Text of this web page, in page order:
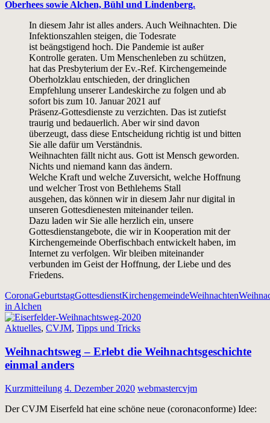
Oberhees sowie Alchen, Bühl und Lindenberg.
In diesem Jahr ist alles anders. Auch Weihnachten. Die
Infektionszahlen steigen, die Todesrate
ist beängstigend hoch. Die Pandemie ist außer
Kontrolle geraten. Um Menschenleben zu schützen,
hat das Presbyterium der Ev.-Ref. Kirchengemeinde
Oberholzklau entschieden, der dringlichen
Empfehlung unserer Landeskirche zu folgen und ab
sofort bis zum 10. Januar 2021 auf
Präsenz-Gottesdienste zu verzichten. Das ist zutiefst
traurig und bedauerlich. Aber wir sind davon
überzeugt, dass diese Entscheidung richtig ist und bitten
Sie alle dafür um Verständnis.
Weihnachten fällt nicht aus. Gott ist Mensch geworden.
Nichts und niemand kann das ändern.
Welche Kraft und welche Zuversicht, welche Hoffnung
und welcher Trost von Bethlehems Stall
ausgehen, das können wir in diesem Jahr nur digital in
unseren Gottesdienesten miteinander teilen.
Dazu laden wir Sie alle herzlich ein, unsere
Gottesdienstangebote, die wir in Kooperation mit der
Kirchengemeinde Oberfischbach entwickelt haben, im
Internet zu verfolgen. Wir bleiben miteinander
verbunden im Geist der Hoffnung, der Liebe und des
Friedens.
CoronaGeburtstagGottesdienstKirchengemeindeWeihnachten
in Alchen
Aktuelles, CVJM, Tipps und Tricks
Weihnachtsweg – Erlebt die Weihnachtsgeschichte
einmal anders
Kurzmitteilung 4. Dezember 2020 webmastercvjm
Der CVJM Eiserfeld hat eine schöne neue (coronaconforme) Idee: